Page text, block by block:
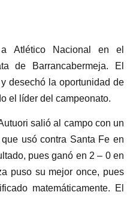
Atlético Nacional en el
de Barrancabermeja. El
desechó la oportunidad de
el líder del campeonato.
salió al campo con un
usó contra Santa Fe en
pues ganó en 2 – 0 en
puso su mejor once, pues
matemáticamente. El